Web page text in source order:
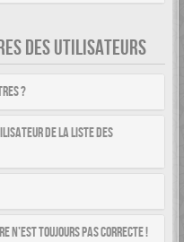
DES UTILISATEURS
?
de la liste des
n’est toujours pas correcte !